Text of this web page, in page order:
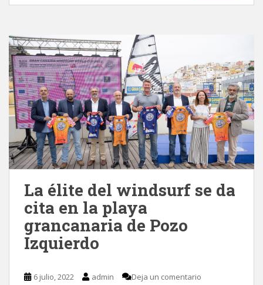
La élite del windsurf se da
cita en la playa
grancanaria de Pozo
Izquierdo
6 julio, 2022 admin Deja un comentario